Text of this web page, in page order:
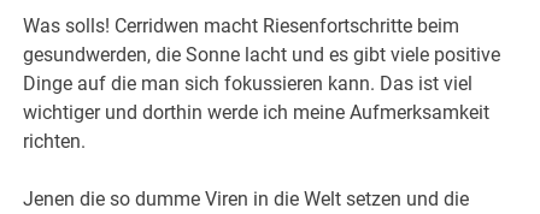
Was solls! Cerridwen macht Riesenfortschritte beim
gesundwerden, die Sonne lacht und es gibt viele positive
Dinge auf die man sich fokussieren kann. Das ist viel
wichtiger und dorthin werde ich meine Aufmerksamkeit
richten.
Jenen die so dumme Viren in die Welt setzen und die